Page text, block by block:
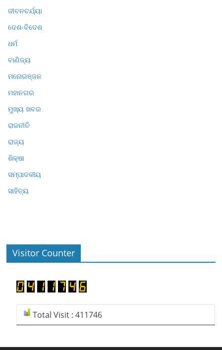
ଜୀବନଚର୍ଯ୍ୟା
ଦେଶ-ବିଦେଶ
ଧର୍ମ
ବାଣିଜ୍ୟ
ମନୋରଞ୍ଜନ
ମହାନଗର
ମୁଖ୍ୟ ଖବର
ରାଜନୀତି
ରାଜ୍ୟ
ଶିକ୍ଷା
ସମ୍ପାଦକୀୟ
ସାହିତ୍ୟ
Visitor Counter
Total Visit : 411746